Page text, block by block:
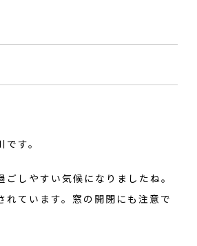
す。
ごしやすい気候になりましたね。
れています。窓の開閉にも注意で